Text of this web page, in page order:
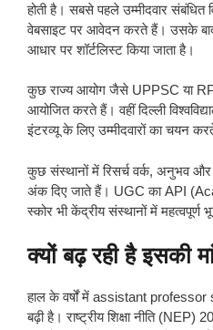
होती है। सबसे पहले उम्मीदवार संबंधित
वेबसाइट पर आवेदन करते हैं। उसके
आधार पर शॉर्टलिस्ट किया जाता है।
कुछ राज्य आयोग जैसे UPPSC या
आयोजित करते हैं। वहीं दिल्ली
इंटरव्यू के लिए उम्मीदवारों का चयन
कुछ संस्थानों में रिसर्च वर्क, अनुभव
अंक दिए जाते हैं। UGC का API
स्कोर भी केंद्रीय संस्थानों में महत्वपूर्ण
क्यों बढ़ रही है इसकी
हाल के वर्षों में assistant
बढ़ी है। राष्ट्रीय शिक्षा नीति (NEP)